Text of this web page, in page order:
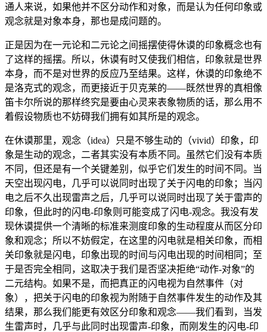
通人来说，如果他并不区分动作和对象，而是认为任何印象或
观念就是对象本身，那也是成问题的。
正是因为在一元论和二元论之间摇摆使得休谟的印象概念也有
了这样的摇摆。所以，休谟有时又使我们相信，印象就是世界
本身，而不是对世界的反应乃至结果。这样，休谟的印象绝不
是洛克式的观念，而更接近于贝克莱的——既然世界的真相像
笛卡尔所说的那样终究是要由心灵来表象物质的话，那么用不
着假设物质也不妨碍我们拥有如其所是的观念。
在休谟那里，观念（idea）只是不够生动的（vivid）印象，印
象是生动的观念，二者其实没有本质不同。虽然它们没有本质
不同，但还是有一个关键差别，似乎它们发生的时间不同。当
天空出现闪电，几乎可以说同时出现了关于闪电的印象；当闪
电之后不久出现雷声之后，几乎可以说同时出现了关于雷声的
印象，但此时的闪电-印象则可能变成了闪电-观念。我没有发
现休谟提供一个清晰的标准来测度印象的生动程度从而区分印
象和观念；所以不妨假定，在这里的闪电就是相关印象，而相
关印象就是闪电，印象出现的时间与闪电出现的时间相同；至
于是否完全相同，这取决于我们是否坚决拒绝“动作-对象”的
二元结构。如果不是，而把真正的闪电视为自然事件（对
象），把关于闪电的印象视为附随于自然事件发生的动作及其
结果，那么我们能更有效区分印象和观念——我们看到，当发
生雷声时，几乎与此同时出现雷声-印象，而刚发生的闪电-印